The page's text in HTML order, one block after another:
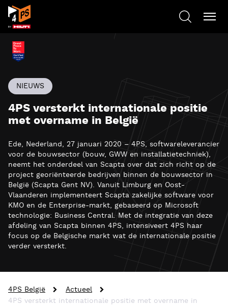
NIEUWS
4PS versterkt internationale positie
met overname in België
Ede, Nederland, 27 januari 2020 – 4PS, softwareleverancier
voor de bouwsector (bouw, GWW en installatietechniek),
neemt het onderdeel van Scapta over dat zich richt op de
project georiënteerde bedrijven binnen de bouwsector in
België (Scapta Gent NV). Vanuit Limburg en Oost-
Vlaanderen implementeert Scapta zakelijke software voor
KMO en de Enterprise-markt, gebaseerd op Microsoft
technologie: Business Central. Met de integratie van deze
afdeling van Scapta binnen 4PS, intensiveert 4PS haar
focus op de Belgische markt wat de internationale positie
verder versterkt.
4PS België
Actueel
4PS versterkt internationale positie met overname in